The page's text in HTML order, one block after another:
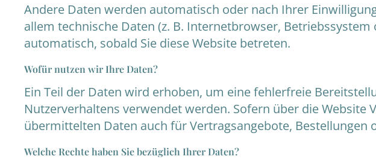
Andere Daten werden automatisch oder nach Ihrer
allem technische Daten (z. B. Internetbrowser,
automatisch, sobald Sie diese Website betreten.
Wofür nutzen wir Ihre Daten?
Ein Teil der Daten wird erhoben, um eine fehlerfreie
Nutzerverhaltens verwendet werden. Sofern über die
übermittelten Daten auch für Vertragsangebote,
Welche Rechte haben Sie bezüglich Ihrer Daten?